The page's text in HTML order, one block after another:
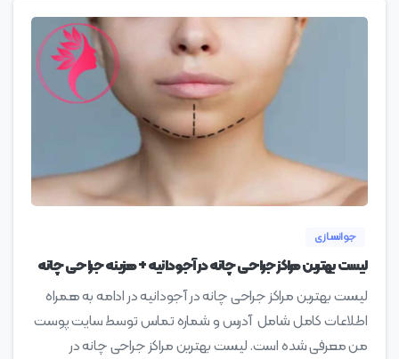
0
جوانسازی
لیست بهترین مراکز جراحی چانه در آجودانیه + هزینه جراحی چانه
لیست بهترین مراکز جراحی چانه در آجودانیه در ادامه به همراه
اطلاعات کامل شامل آدرس و شماره تماس توسط سایت پوست
من معرفی شده است. لیست بهترین مراکز جراحی چانه در